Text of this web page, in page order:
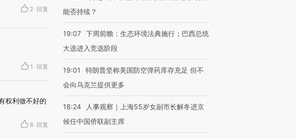
2 · 回复
1 · 回复
权利做不好的
8 · 回复
能否持续？
19:07 下周前瞻：生态环境法典施行；巴西总统
大选进入竞选阶段
19:01
特朗普坚称美国防空弹药库存充足 但不
会向乌克兰提供更多
18:24
人事观察｜上海55岁女副市长解冬进京
候任中国侨联副主席